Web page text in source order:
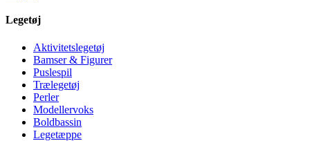
Legetøj
Aktivitetslegetøj
Bamser & Figurer
Puslespil
Trælegetøj
Perler
Modellervoks
Boldbassin
Legetæppe